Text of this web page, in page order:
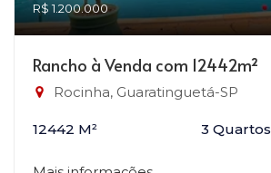
R$ 1.200.000
Rancho à Venda com 12442m²
Rocinha, Guaratinguetá-SP
12442 M² 3 Quartos